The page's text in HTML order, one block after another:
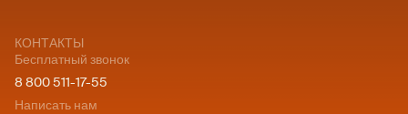
КОНТАКТЫ
Бесплатный звонок
8 800 511-17-55
Написать нам